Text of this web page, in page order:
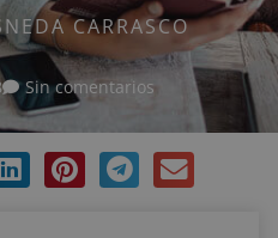
CARRASCO
Sin comentarios